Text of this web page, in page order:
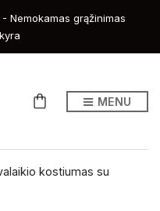
Nemokamas grąžinimas
MENU
kostiumas su